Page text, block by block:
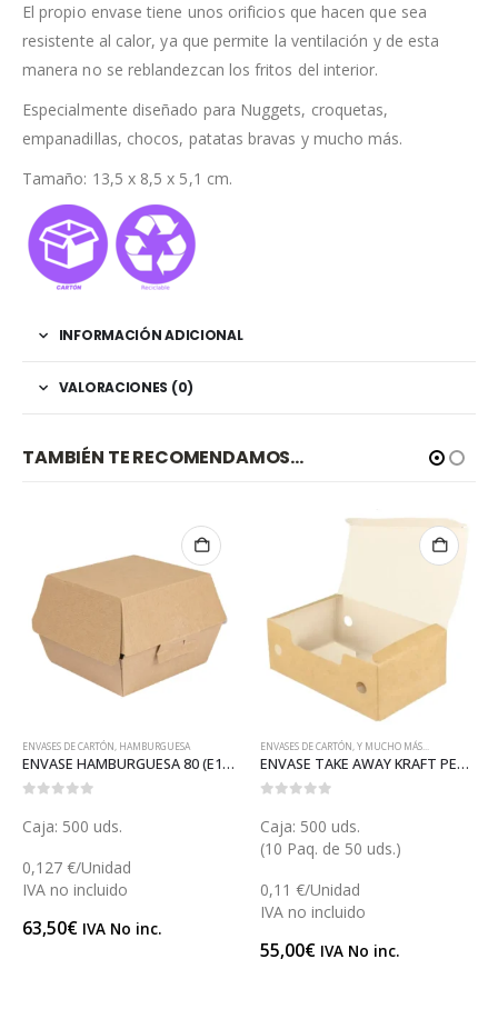
El propio envase tiene unos orificios que hacen que sea
resistente al calor, ya que permite la ventilación y de esta
manera no se reblandezcan los fritos del interior.
Especialmente diseñado para Nuggets, croquetas,
empanadillas, chocos, patatas bravas y mucho más.
Tamaño: 13,5 x 8,5 x 5,1 cm.
INFORMACIÓN ADICIONAL
VALORACIONES (0)
TAMBIÉN TE RECOMENDAMOS…
ENVASES DE CARTÓN, Y MUCHO MÁS...
ENVASE TAKE AWAY KRAFT PEQUEÑO (E113)
Caja: 500 uds.
0,11 €/Unidad
ENVASES DE CARTÓN,Y MUCHO MÁS...
VASO PATATAS FRITAS CARTÓN AUTOCIERRE (GP23349)
Caja: 1.000 uds.
(20 Paq. de 50 uds.)
0,127 €/Unidad
IVA no incluido
127,00€ IVA No inc.